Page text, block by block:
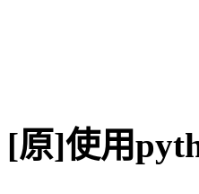
[原]使用